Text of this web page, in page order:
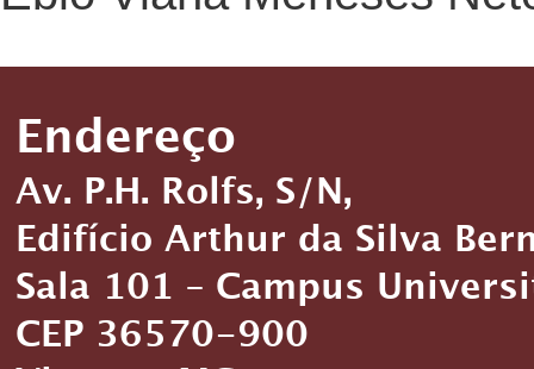
Endereço
Av. P.H. Rolfs, S/N,
Edifício Arthur da Silva
Sala 101 – Campus
CEP 36570-900